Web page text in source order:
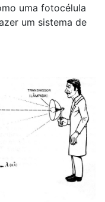
uma fotocélula
um sistema de